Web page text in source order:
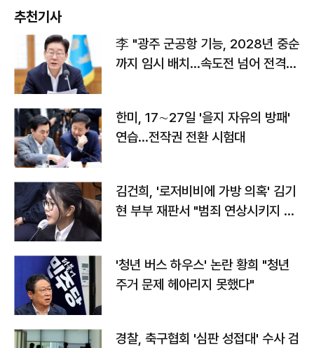
추천기사
李 "광주 군공항 기능, 2028년 중순
까지 임시 배치…속도전 넘어 전격
한미, 17∼27일 '을지 자유의 방패'
연습…전작권 전환 시험대
김건희, '로저비비에 가방 의혹' 김기
현 부부 재판서 "범죄 연상시키지 말
'청년 버스 하우스' 논란 황희 "청년
주거 문제 헤아리지 못했다"
경찰, 축구협회 '심판 성접대' 수사 검